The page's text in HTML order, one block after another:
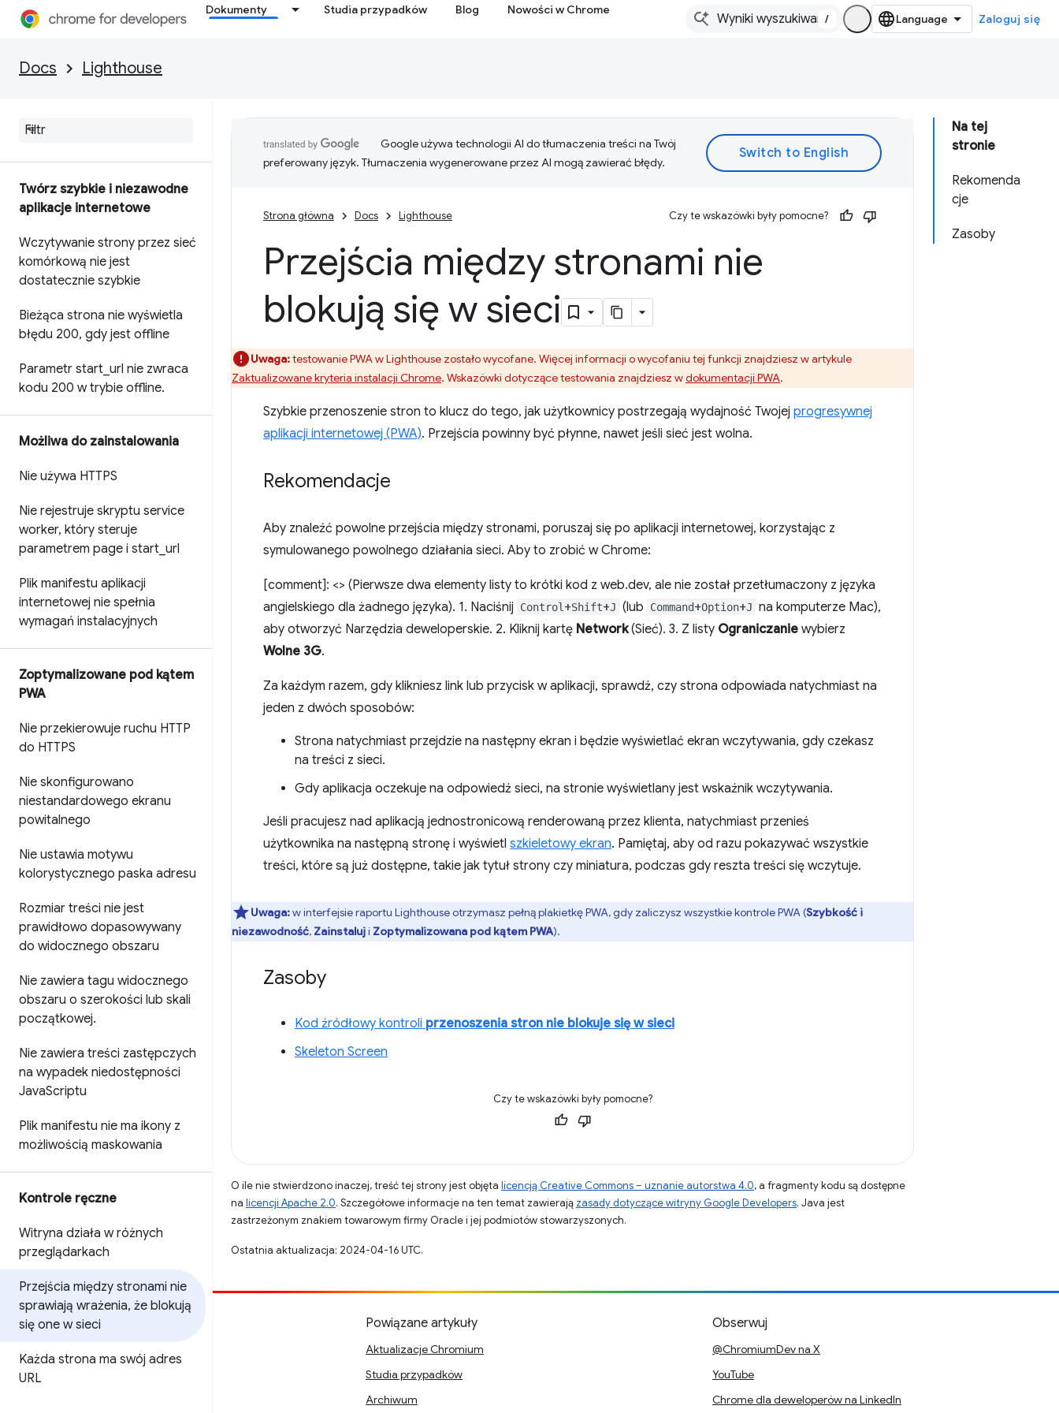
Dokumenty Studia przypadków Blog Nowości w Chrome
/ Zaloguj się
Docs Lighthouse
Twórz szybkie i niezawodne
aplikacje internetowe
Wczytywanie strony przez sieć
komórkową nie jest
dostatecznie szybkie
Bieżąca strona nie wyświetla
błędu 200, gdy jest offline
Parametr start url nie zwraca
kodu 200 w trybie offline.
Możliwa do zainstalowania
Nie używa HTTPS
Nie rejestruje skryptu service
worker, który steruje
parametrem page i start url
Plik manifestu aplikacji
internetowej nie spełnia
wymagań instalacyjnych
Zoptymalizowane pod kątem
PWA
Nie przekierowuje ruchu HTTP
do HTTPS
Nie skonfigurowano
niestandardowego ekranu
powitalnego
Nie ustawia motywu
kolorystycznego paska adresu
Rozmiar treści nie jest
prawidłowo dopasowywany
do widocznego obszaru
Nie zawiera tagu widocznego
obszaru o szerokości lub skali
początkowej.
Nie zawiera treści zastępczych
na wypadek niedostępności
JavaScriptu
Plik manifestu nie ma ikony z
możliwością maskowania
Kontrole ręczne
Witryna działa w różnych
przeglądarkach
Przejścia między stronami nie
sprawiają wrażenia, że blokują
się one w sieci
Każda strona ma swój adres
URL
Na tej
stronie
Rekomenda
cje
Zasoby
Google używa technologii AI do tłumaczenia treści na Twój
preferowany język. Tłumaczenia wygenerowane przez AI mogą zawierać błędy.
Strona główna Docs Lighthouse Czy te wskazówki były pomocne?
Przejścia między stronami nie
blokują się w sieci
Uwaga:testowanie PWA w Lighthouse zostało wycofane. Więcej informacji o wycofaniu tej funkcji znajdziesz w artykule
Zaktualizowane kryteria instalacji Chrome. Wskazówki dotyczące testowania znajdziesz wdokumentacji PWA.
Szybkie przenoszenie stron to klucz do tego, jak użytkownicy postrzegają wydajność Twojej progresywnej
aplikacji internetowej (PWA). Przejścia powinny być płynne, nawet jeśli sieć jest wolna.
Rekomendacje
Aby znaleźć powolne przejścia między stronami, poruszaj się po aplikacji internetowej, korzystając z
symulowanego powolnego działania sieci. Aby to zrobić w Chrome:
[comment]: <> (Pierwsze dwa elementy listy to krótki kod z web.dev, ale nie został przetłumaczony z języka
angielskiego dla żadnego języka). 1. Naciśnij
Control +Shift+J (lub Command+Option+J na komputerze Mac),
aby otworzyć Narzędzia deweloperskie. 2. Kliknij kartę Network(Sieć). 3. Z listy Ograniczanie wybierz
Wolne 3G.
Za każdym razem, gdy klikniesz link lub przycisk w aplikacji, sprawdź, czy strona odpowiada natychmiast na
jeden z dwóch sposobów:
Strona natychmiast przejdzie na następny ekran i będzie wyświetlać ekran wczytywania, gdy czekasz
na treści z sieci.
Gdy aplikacja oczekuje na odpowiedź sieci, na stronie wyświetlany jest wskaźnik wczytywania.
Jeśli pracujesz nad aplikacją jednostronicową renderowaną przez klienta, natychmiast przenieś
użytkownika na następną stronę i wyświetl szkieletowy ekran. Pamiętaj, aby od razu pokazywać wszystkie
treści, które są już dostępne, takie jak tytuł strony czy miniatura, podczas gdy reszta treści się wczytuje.
Uwaga:w interfejsie raportu Lighthouse otrzymasz pełną plakietkę PWA, gdy zaliczysz wszystkie kontrole PWA (Szybkość i
niezawodność, Zainstaluji Zoptymalizowana pod kątem PWA).
Zasoby
Kod źródłowy kontroli przenoszenia stron nie blokuje się w sieci
Skeleton Screen
Czy te wskazówki były pomocne?
O ile nie stwierdzono inaczej, treść tej strony jest objęta licencją Creative Commons – uznanie autorstwa 4.0, a fragmenty kodu są dostępne
na licencji Apache 2.0. Szczegółowe informacje na ten temat zawierają zasady dotyczące witryny Google Developers. Java jest
zastrzeżonym znakiem towarowym firmy Oracle i jej podmiotów stowarzyszonych.
Ostatnia aktualizacja: 2024-04-16 UTC.
Opublikuj coś
Zobacz nierozwiązane problemy
Powiązane artykuły
Aktualizacje Chromium
Studia przypadków
Archiwum
Obserwuj
@ChromiumDev na X
YouTube
Chrome dla deweloperów na LinkedIn